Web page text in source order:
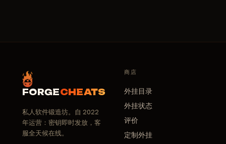
FORGECHEATS
私人软件锻造坊。自 2022
年运营：密钥即时发放，客
服全天候在线。
商店
外挂目录
外挂状态
评价
定制外挂